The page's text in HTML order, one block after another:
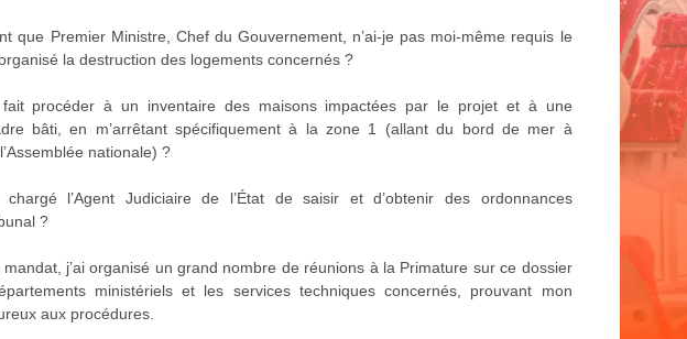
que Premier Ministre, Chef du Gouvernement, n’ai-je pas moi-même requis le
la destruction des logements concernés ?
procéder à un inventaire des maisons impactées par le projet et à une
bâti, en m’arrêtant spécifiquement à la zone 1 (allant du bord de mer à
nationale) ?
l’Agent Judiciaire de l’État de saisir et d’obtenir des ordonnances
?
j’ai organisé un grand nombre de réunions à la Primature sur ce dossier
ministériels et les services techniques concernés, prouvant mon
aux procédures.